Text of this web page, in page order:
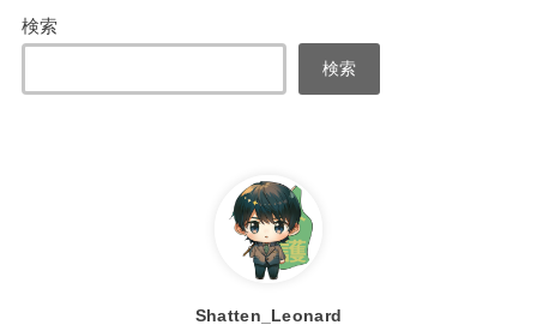
検索
検索
Shatten_Leonard